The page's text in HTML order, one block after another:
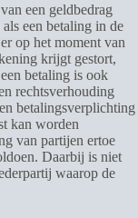
een geldbedrag
een betaling in de
op het moment van
krijgt gestort,
betaling is ook
rechtsverhouding
betalingsverplichting
kan worden
van partijen ertoe
Daarbij is niet
waarop de